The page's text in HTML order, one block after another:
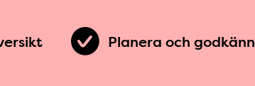
Planera och godkänn